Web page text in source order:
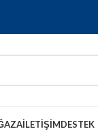
İLETIŞIMDESTEK